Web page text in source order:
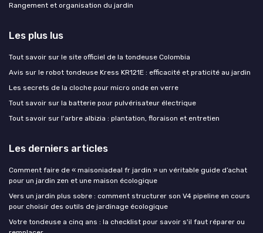
Rangement et organisation du jardin
Les plus lus
Tout savoir sur le site officiel de la tondeuse Colombia
Avis sur le robot tondeuse Kress KR121E : efficacité et praticité au jardin
Les secrets de la cloche pour micro onde en verre
Tout savoir sur la batterie pour pulvérisateur électrique
Tout savoir sur l'arbre albizia : plantation, floraison et entretien
Les derniers articles
Comment faire de « maisoniadeal fr jardin » un véritable guide d’achat
pour un jardin zen et une maison écologique
Vers un jardin plus sobre : comment structurer son V4 pipeline en cours
pour choisir des outils de jardinage écologique
Votre tondeuse a cinq ans : la checklist pour savoir s'il faut réparer ou